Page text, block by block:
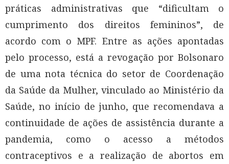
práticas administrativas que “dificultam o
cumprimento dos direitos femininos”, de
acordo com o MPF. Entre as ações apontadas
pelo processo, está a revogação por Bolsonaro
de uma nota técnica do setor de Coordenação
da Saúde da Mulher, vinculado ao Ministério da
Saúde, no início de junho, que recomendava a
continuidade de ações de assistência durante a
pandemia, como o acesso a métodos
contraceptivos e a realização de abortos em